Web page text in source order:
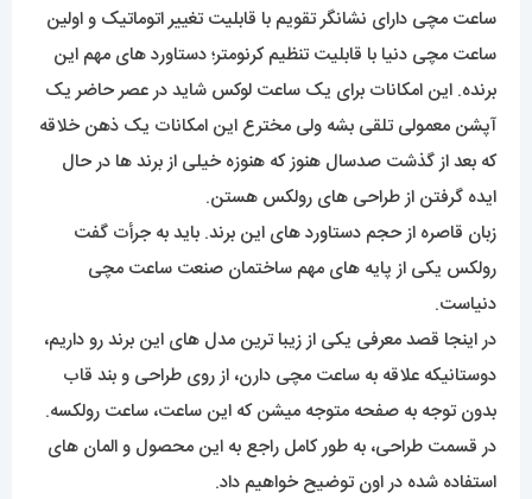
ساعت مچی دارای نشانگر تقویم با قابلیت تغییر اتوماتیک و اولین
ساعت مچی دنیا با قابلیت تنظیم کرنومتر؛ دستاورد های مهم این
برنده. این امکانات برای یک ساعت لوکس شاید در عصر حاضر یک
آپشن معمولی تلقی بشه ولی مخترع این امکانات یک ذهن خلاقه
که بعد از گذشت صدسال هنوز که هنوزه خیلی از برند ها در حال
ایده گرفتن از طراحی های رولکس هستن.
زبان قاصره از حجم دستاورد های این برند. باید به جرأت گفت
رولکس یکی از پایه های مهم ساختمان صنعت ساعت مچی
دنیاست.
در اینجا قصد معرفی یکی از زیبا ترین مدل های این برند رو داریم،
دوستانیکه علاقه به ساعت مچی دارن، از روی طراحی و بند قاب
بدون توجه به صفحه متوجه میشن که این ساعت، ساعت رولکسه.
در قسمت طراحی، به طور کامل راجع به این محصول و المان های
استفاده شده در اون توضیح خواهیم داد.